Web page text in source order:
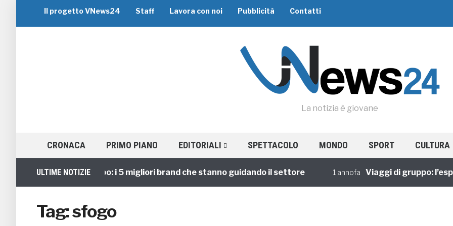
Il progetto VNews24 Staff Lavora con noi Pubblicità Contatti
La notizia è giovane
CRONACA PRIMO PIANO EDITORIALI SPETTACOLO MONDO SPORT CULTURA
ULTIME NOTIZIE
Viaggi di Gruppo: i 5 migliori brand che stanno guidando il settore 1 annofa Viaggi di gruppo:
Tag:sfogo